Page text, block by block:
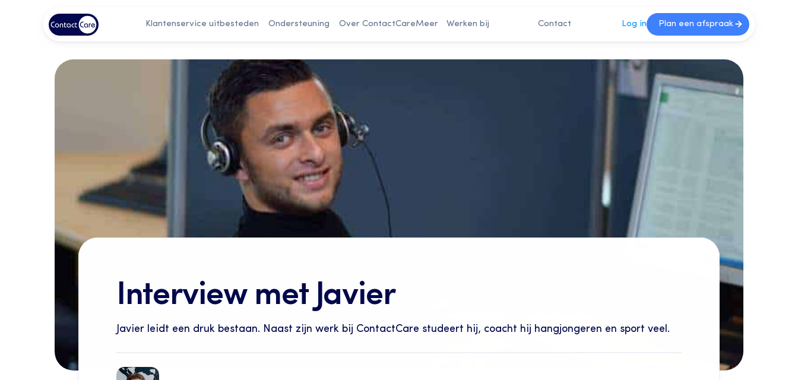
Klantenservice uitbesteden Ondersteuning Over ContactCareMeer Werken bij Contact Log in Plan een afspraak
Interview met Javier
Javier leidt een druk bestaan. Naast zijn werk bij ContactCare studeert hij, coacht hij hangjongeren en sport veel.